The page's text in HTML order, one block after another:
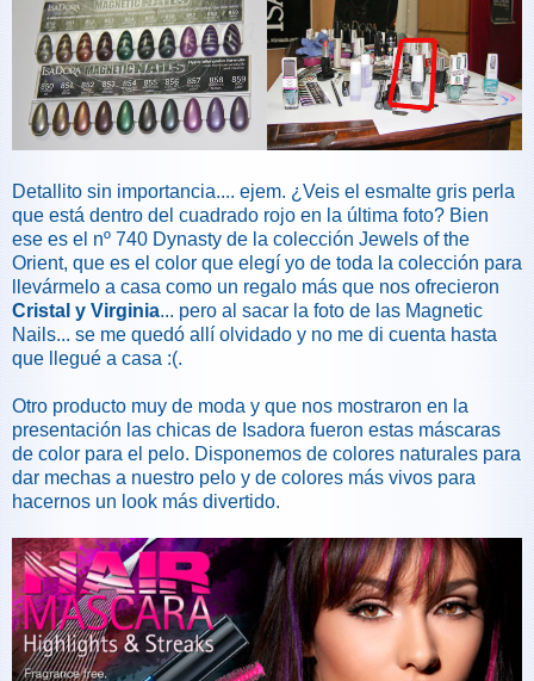
Detallito sin importancia.... ejem. ¿Veis el esmalte gris perla
que está dentro del cuadrado rojo en la última foto? Bien
ese es el nº 740 Dynasty de la colección Jewels of the
Orient, que es el color que elegí yo de toda la colección para
llevármelo a casa como un regalo más que nos ofrecieron
Cristal y Virginia... pero al sacar la foto de las Magnetic
Nails... se me quedó allí olvidado y no me di cuenta hasta
que llegué a casa :(.
Otro producto muy de moda y que nos mostraron en la
presentación las chicas de Isadora fueron estas máscaras
de color para el pelo. Disponemos de colores naturales para
dar mechas a nuestro pelo y de colores más vivos para
hacernos un look más divertido.